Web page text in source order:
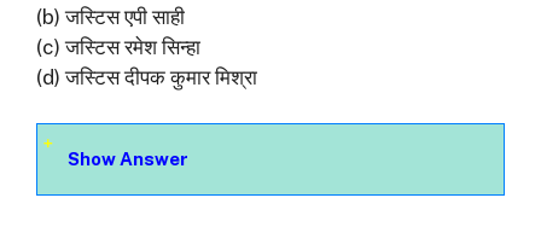
(b) जस्टिस एपी साही
(c) जस्टिस रमेश सिन्हा
(d) जस्टिस दीपक कुमार मिश्रा
Show Answer